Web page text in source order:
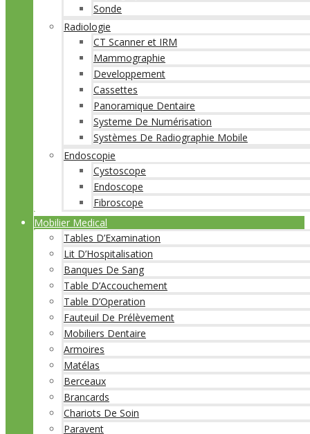
Sonde
Radiologie
CT Scanner et IRM
Mammographie
Developpement
Cassettes
Panoramique Dentaire
Systeme De Numérisation
Systèmes De Radiographie Mobile
Endoscopie
Cystoscope
Endoscope
Fibroscope
Mobilier Medical
Tables D’Examination
Lit D’Hospitalisation
Banques De Sang
Table D’Accouchement
Table D’Operation
Fauteuil De Prélèvement
Mobiliers Dentaire
Armoires
Matélas
Berceaux
Brancards
Chariots De Soin
Paravent